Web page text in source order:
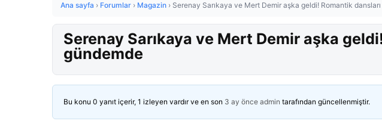
Ana sayfa › Forumlar › Magazin › Serenay Sarıkaya ve Mert Demir aşka geldi! Romantik
Serenay Sarıkaya ve Mert Demir aşka
gündemde
Bu konu 0 yanıt içerir, 1 izleyen vardır ve en son 3 ay önce admin tarafından güncellenmiştir.